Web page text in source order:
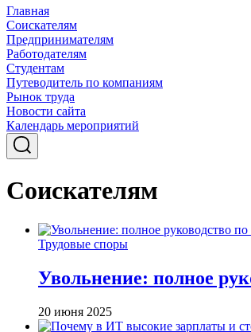
Главная
Соискателям
Предпринимателям
Работодателям
Студентам
Путеводитель по компаниям
Рынок труда
Новости сайта
Календарь мероприятий
Соискателям
Трудовые споры
Увольнение: полное
20 июня 2025